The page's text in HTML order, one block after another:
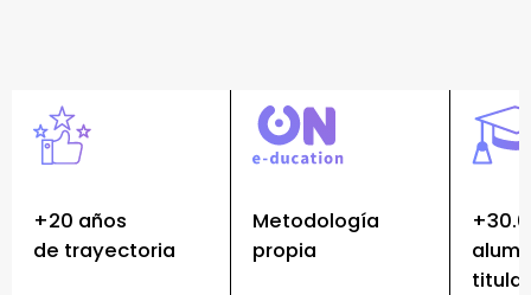
+20 años
de trayectoria
Metodología
propia